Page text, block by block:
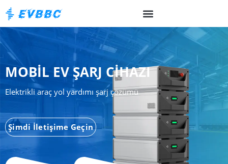
MOBIL EV ŞARJ CIHAZI
Elektrikli araç yol yardımı şarj çözümü
Şimdi İletişime Geçin